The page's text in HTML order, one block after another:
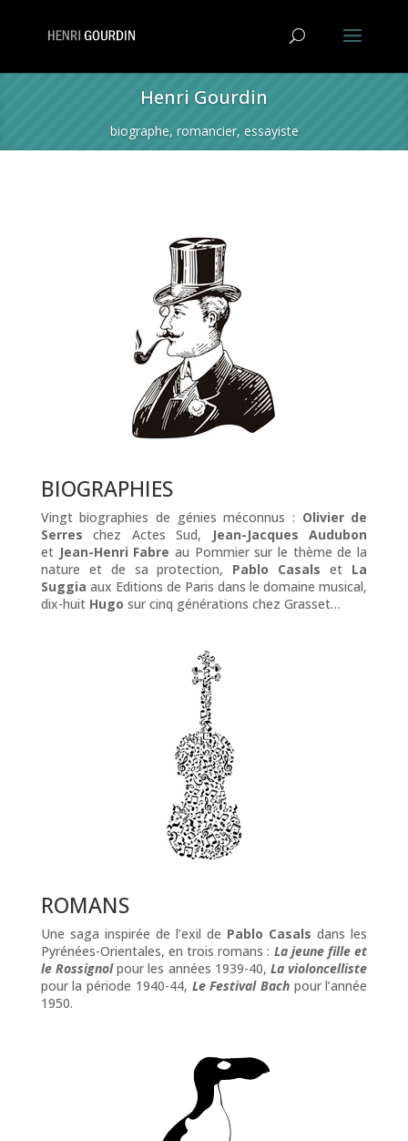
Henri Gourdin
biographe, romancier, essayiste
BIOGRAPHIES
Vingt biographies de génies méconnus : Olivier de
Serres chez Actes Sud,
Jean-Jacques Audubon
et Jean-Henri Fabre au Pommier sur le thème de la
nature et de sa protection, Pablo Casals et La
Suggia aux Editions de Paris dans le domaine musical,
dix-huit Hugo sur cinq générations chez Grasset…
ROMANS
Une saga inspirée de l’exil de Pablo Casals dans les
Pyrénées-Orientales, en trois romans : La jeune fille et
le Rossignolpour les années 1939-40, La violoncelliste
pour la période 1940-44, Le Festival Bachpour l’année
1950.